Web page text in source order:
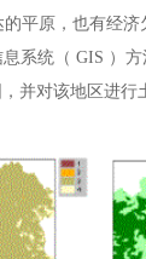
平原，也有经
系统（ GIS ）
并对该地区进行